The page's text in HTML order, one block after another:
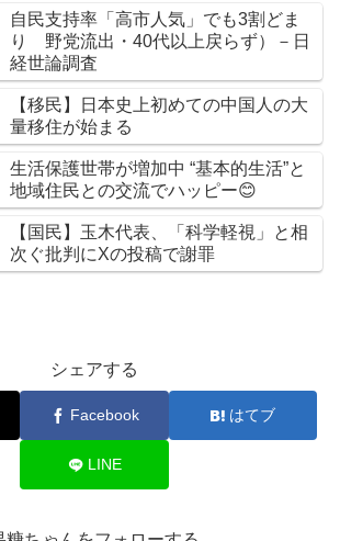
自民支持率「高市人気」でも3割どま
り 野党流出・40代以上戻らず）－日
経世論調査
【移民】日本史上初めての中国人の大
量移住が始まる
生活保護世帯が増加中 “基本的生活”と
地域住民との交流でハッピー😊
【国民】玉木代表、「科学軽視」と相
次ぐ批判にXの投稿で謝罪
シェアする
Facebook はてブ
LINE